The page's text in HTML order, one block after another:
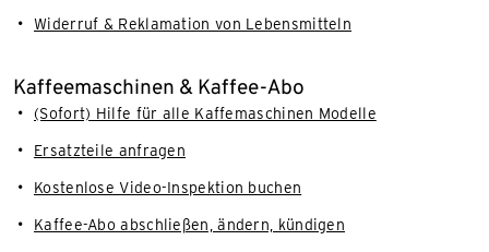
Widerruf & Reklamation von Lebensmitteln
Kaffeemaschinen & Kaffee-Abo
(Sofort) Hilfe für alle Kaffemaschinen Modelle
Ersatzteile anfragen
Kostenlose Video-Inspektion buchen
Kaffee-Abo abschließen, ändern, kündigen